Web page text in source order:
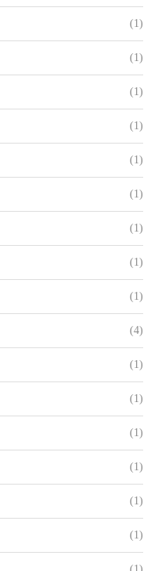
(1)
(1)
(1)
(1)
(1)
(1)
(1)
(1)
(1)
(4)
(1)
(1)
(1)
(1)
(1)
(1)